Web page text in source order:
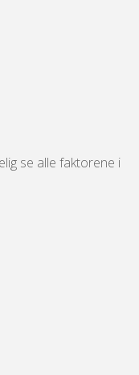
se alle faktorene i